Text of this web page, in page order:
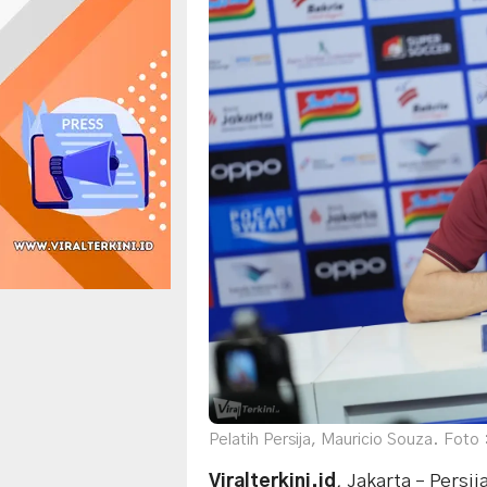
Pelatih Persija, Mauricio Souza. Foto
Viralterkini.id , Jakarta –